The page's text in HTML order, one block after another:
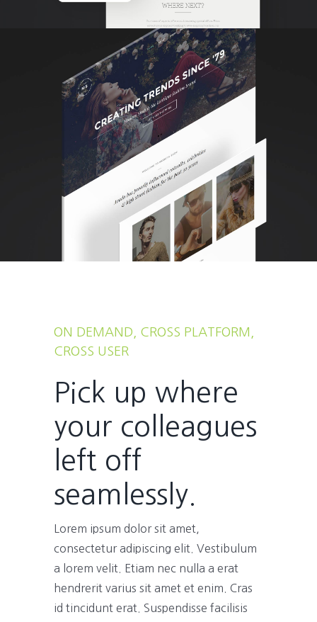
ON DEMAND, CROSS PLATFORM,
CROSS USER
Pick up where
your colleagues
left off
seamlessly.
Lorem ipsum dolor sit amet,
consectetur adipiscing elit. Vestibulum
a lorem velit. Etiam nec nulla a erat
hendrerit varius sit amet et enim. Cras
id tincidunt erat. Suspendisse facilisis